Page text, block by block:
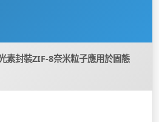
素封裝ZIF-8奈米粒子應用於固態